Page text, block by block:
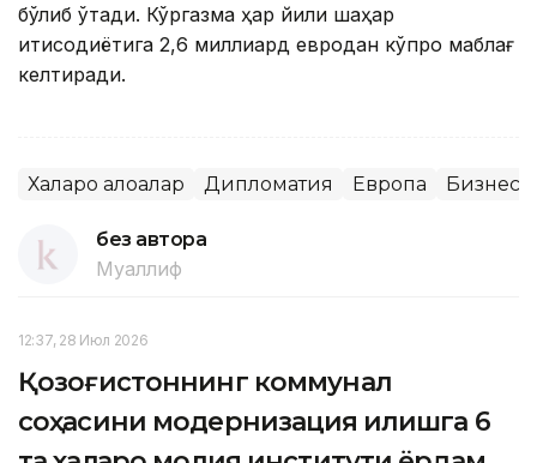
бўлиб ўтади. Кўргазма ҳар йили шаҳар
иқтисодиётига 2,6 миллиард евродан кўпроқ маблағ
келтиради.
Халқаро алоқалар Дипломатия Европа Бизнес
без автора
Муаллиф
12:37, 28 Июл 2026
Қозоғистоннинг коммунал
соҳасини модернизация қилишга 6